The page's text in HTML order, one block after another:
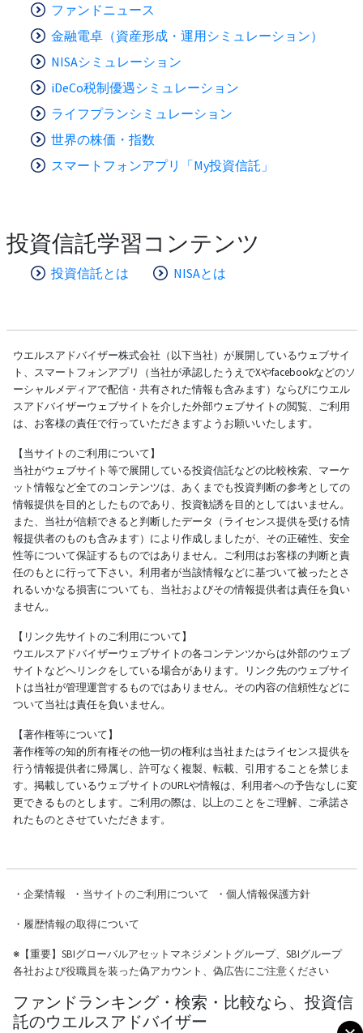
ファンドニュース
金融電卓（資産形成・運用シミュレーション）
NISAシミュレーション
iDeCo税制優遇シミュレーション
ライフプランシミュレーション
世界の株価・指数
スマートフォンアプリ「My投資信託」
投資信託学習コンテンツ
投資信託とは NISAとは
ウエルスアドバイザー株式会社（以下当社）が展開しているウェブサイ
ト、スマートフォンアプリ（当社が承認したうえでXやfacebookなどのソ
ーシャルメディアで配信・共有された情報も含みます）ならびにウエル
スアドバイザーウェブサイトを介した外部ウェブサイトの閲覧、ご利用
は、お客様の責任で行っていただきますようお願いいたします。
【当サイトのご利用について】
当社がウェブサイト等で展開している投資信託などの比較検索、マーケ
ット情報など全てのコンテンツは、あくまでも投資判断の参考としての
情報提供を目的としたものであり、投資勧誘を目的としてはいません。
また、当社が信頼できると判断したデータ（ライセンス提供を受ける情
報提供者のものも含みます）により作成しましたが、その正確性、安全
性等について保証するものではありません。ご利用はお客様の判断と責
任のもとに行って下さい。利用者が当該情報などに基づいて被ったとさ
れるいかなる損害についても、当社およびその情報提供者は責任を負い
ません。
【リンク先サイトのご利用について】
ウエルスアドバイザーウェブサイトの各コンテンツからは外部のウェブ
サイトなどへリンクをしている場合があります。リンク先のウェブサイ
トは当社が管理運営するものではありません。その内容の信頼性などに
ついて当社は責任を負いません。
【著作権等について】
著作権等の知的所有権その他一切の権利は当社またはライセンス提供を
行う情報提供者に帰属し、許可なく複製、転載、引用することを禁じま
す。掲載しているウェブサイトのURLや情報は、利用者への予告なしに変
更できるものとします。ご利用の際は、以上のことをご理解、ご承諾さ
れたものとさせていただきます。
・ 企業情報 ・ 当サイトのご利用について ・ 個人情報保護方針
・ 履歴情報の取得について
※【重要】SBIグローバルアセットマネジメントグループ、SBIグループ
各社および役職員を装った偽アカウント、偽広告にご注意ください
ファンドランキング・検索・比較なら、投資信
託のウエルスアドバイザー